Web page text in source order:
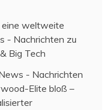
eine weltweite
- Nachrichten zu
Big Tech
- Nachrichten
Elite bloß –